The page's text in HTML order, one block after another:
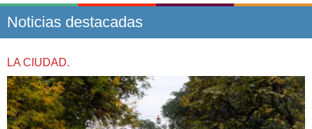
Noticias destacadas
LA CIUDAD.